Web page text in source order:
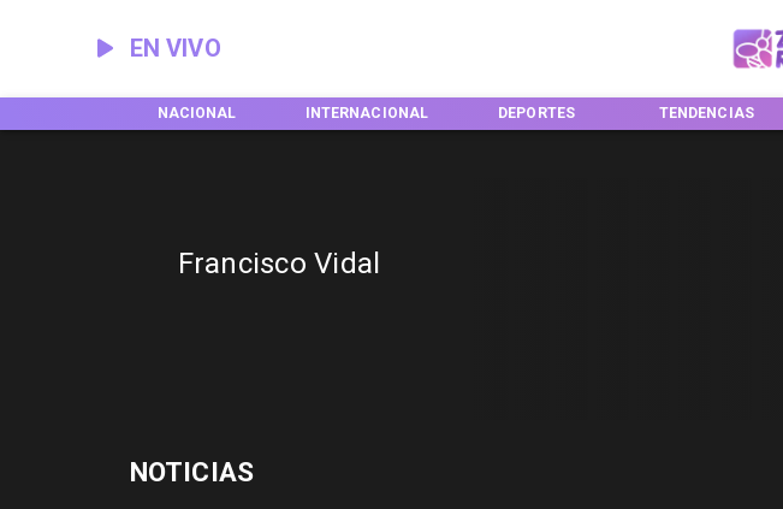
EN VIVO
NACIONAL INTERNACIONAL DEPORTES TENDENCIAS
Francisco Vidal
NOTICIAS